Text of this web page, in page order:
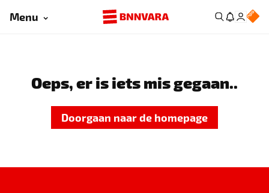
Menu
Oeps, er is iets mis gegaan..
Doorgaan naar de homepage